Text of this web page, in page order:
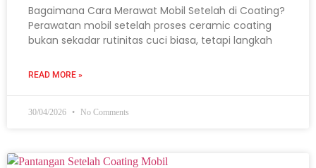
Bagaimana Cara Merawat Mobil Setelah di Coating?
Perawatan mobil setelah proses ceramic coating
bukan sekadar rutinitas cuci biasa, tetapi langkah
READ MORE »
30/04/2026 No Comments